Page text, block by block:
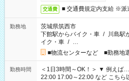
交通費 ■ 交通費規定内支給 ※派
勤務地
茨城県筑西市
下館駅からバイク・車 / 川島駅
イク・車 / …
■物流センターなど ■勤務地
勤務時間
＜1日3時間～OK！＞ ▼ 例えば… ▼ 15:00～18:00 15:00～
22:00 17:00～22:00 など こちら以外の時間もお気軽にご相談く